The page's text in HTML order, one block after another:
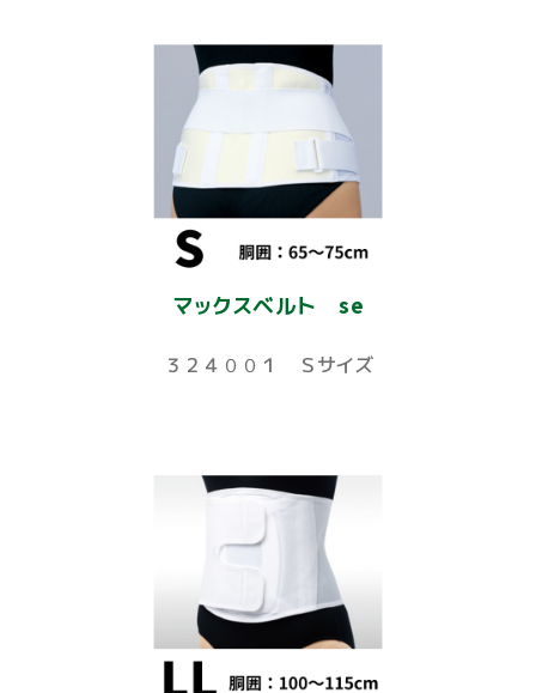
マックスベルト se
３２４００１ Ｓサイズ